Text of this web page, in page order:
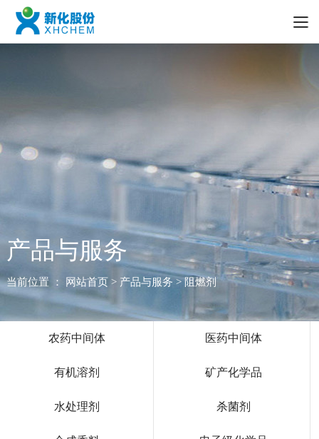
产品与服务
当前位置 ： 网站首页> 产品与服务 > 阻燃剂
农药中间体 医药中间体
有机溶剂 矿产化学品
水处理剂 杀菌剂